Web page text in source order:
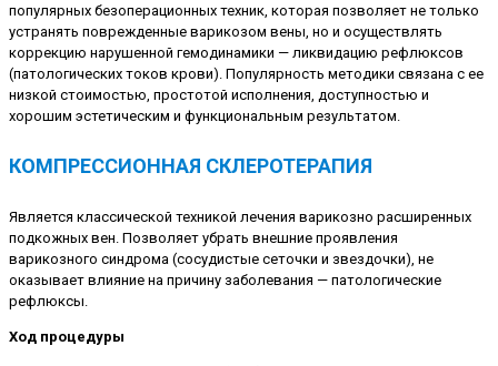
популярных безоперационных техник, которая позволяет не только
устранять поврежденные варикозом вены, но и осуществлять
коррекцию нарушенной гемодинамики — ликвидацию рефлюксов
(патологических токов крови). Популярность методики связана с ее
низкой стоимостью, простотой исполнения, доступностью и
хорошим эстетическим и функциональным результатом.
КОМПРЕССИОННАЯ СКЛЕРОТЕРАПИЯ
Является классической техникой лечения варикозно расширенных
подкожных вен. Позволяет убрать внешние проявления
варикозного синдрома (сосудистые сеточки и звездочки), не
оказывает влияние на причину заболевания — патологические
рефлюксы.
Ход процедуры